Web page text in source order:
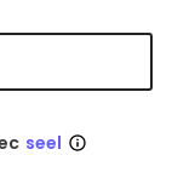
seel